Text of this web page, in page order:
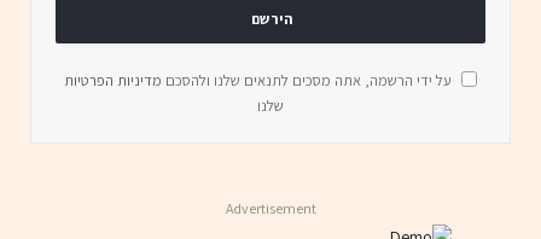
על ידי הרשמה, אתה מסכים לתנאים שלנו ולהסכם מדיניות הפרטיות
שלנו
Advertisement